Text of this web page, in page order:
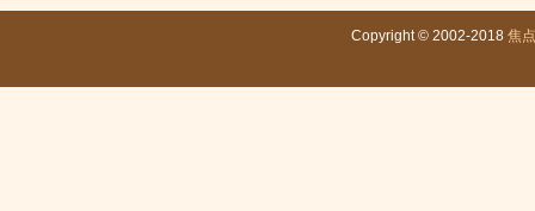
Copyright © 2002-2018 焦